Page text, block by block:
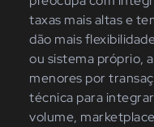
taxas mais altas e
dão mais
ou sistema próprio,
menores por
técnica para
volume,